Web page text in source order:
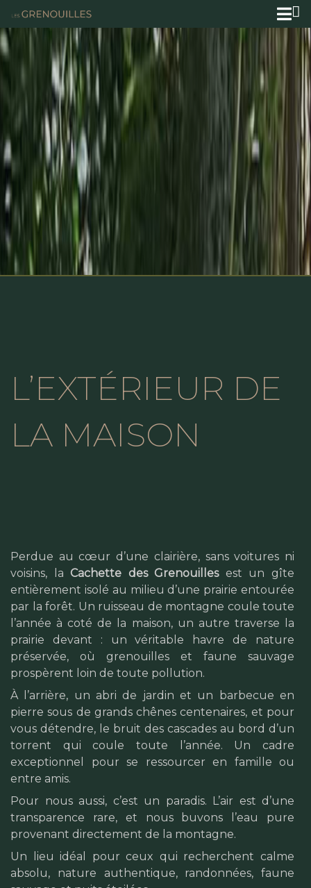
L’EXTÉRIEUR DE
LA MAISON
Perdue au cœur d’une clairière, sans voitures ni
voisins, laCachette des Grenouillesest un gîte
entièrement isolé au milieu d’une prairie entourée
par la forêt. Un ruisseau de montagne coule toute
l’année à coté de la maison, un autre traverse la
prairie devant : un véritable havre de nature
préservée, où grenouilles et faune sauvage
prospèrent loin de toute pollution.
À l’arrière, un abri de jardin et un barbecue en
pierre sous de grands chênes centenaires, et pour
vous détendre, le bruit des cascades au bord d’un
torrent qui coule toute l’année. Un cadre
exceptionnel pour se ressourcer en famille ou
entre amis.
Pour nous aussi, c’est un paradis. L’air est d’une
transparence rare, et nous buvons l’eau pure
provenant directement de la montagne.
Un lieu idéal pour ceux qui recherchent calme
absolu, nature authentique, randonnées, faune